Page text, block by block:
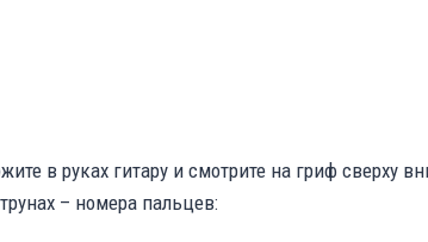
в руках гитару и смотрите на гриф
– номера пальцев: